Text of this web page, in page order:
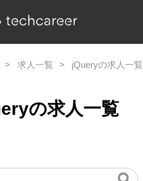
求人一覧 jQueryの求人一覧
の求人一覧